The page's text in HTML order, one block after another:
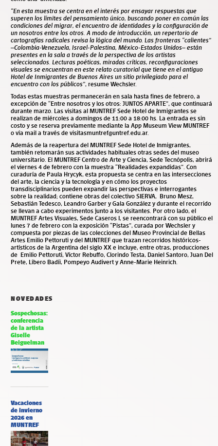
“En esta muestra se centra en el interés por ensayar respuestas que
superen los límites del pensamiento único, buscando poner en común las
condiciones del migrar, el encuentro de identidades y la configuración de
un nosotros entre los otros. A modo de introducción, un repertorio de
cartografías radicales revisa la lógica del mundo. Las fronteras “calientes”
–Colombia-Venezuela, Israel-Palestina, México-Estados Unidos– están
presentes en la sala a través de la perspectiva de los artistas
seleccionados. Lecturas poéticas, miradas críticas, reconfiguraciones
visuales se encuentran en este relato curatorial que tiene en el antiguo
Hotel de Inmigrantes de Buenos Aires un sitio privilegiado para el
encuentro con los públicos”, resume Wechsler.
Todas estas muestras permanecerán en sala hasta fines de febrero, a
excepción de “Entre nosotros y los otros: JUNTOS APARTE”, que continuará
durante marzo. Las visitas al MUNTREF Sede Hotel de Inmigrantes se
realizan de miércoles a domingos de 11:00 a 18:00 hs. La entrada es sin
costo y se reserva previamente mediante la App Museum View MUNTREF
o vía mail a través de visitasmuntref@untref.edu.ar.
Además de la reapertura del MUNTREF Sede Hotel de Inmigrantes,
también retomarán sus actividades habituales otras sedes del museo
universitario. El MUNTREF Centro de Arte y Ciencia, Sede Tecnópolis, abrirá
el viernes 4 de febrero con la muestra “Realidades expandidas”. Con
curaduría de Paula Hrycyk, esta propuesta se centra en las intersecciones
del arte, la ciencia y la tecnología y en cómo los proyectos
transdisciplinarios pueden expandir las perspectivas e interrogantes
sobre la realidad; contiene obras del colectivo SIERVA, Bruno Mesz,
Sebastián Tedesco, Leandro Garber y Gala González y durante el recorrido
se llevan a cabo experimentos junto a los visitantes. Por otro lado, el
MUNTREF Artes Visuales, Sede Caseros I, se reencontrará con su público el
lunes 7 de febrero con la exposición “Pistas”, curada por Wechsler y
compuesta por piezas de las colecciones del Museo Provincial de Bellas
Artes Emilio Pettoruti y del MUNTREF que trazan recorridos históricos-
artísticos de la Argentina del siglo XX e incluye, entre otras, producciones
de Emilio Pettoruti, Víctor Rebuffo, Clorindo Testa, Daniel Santoro, Juan Del
Prete, Líbero Badíi, Pompeyo Audivert y Anne-Marie Heinrich.
NOVEDADES
Sospechosas:
conferencia
de la artista
Giselle
Beiguelman
Vacaciones
de invierno
2026 en
MUNTREF